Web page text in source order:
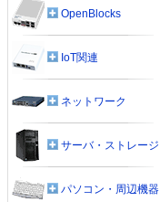
OpenBlocks
IoT関連
ネットワーク
サーバ・ストレージ
パソコン・周辺機器